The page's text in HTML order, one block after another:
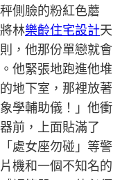
側臉的粉紅色蘑
林樂齡住宅設計天
，他那份單戀就會
他緊張地跑進他堆
地下室，那裡放著
學輔助儀！」他衝
前，上面貼滿了
處女座勿碰」等警
機和一個不知名的